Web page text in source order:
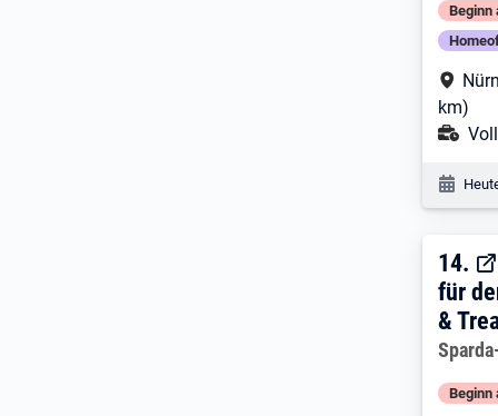
Beginn
km)
14.
14.
für
&
Beginn